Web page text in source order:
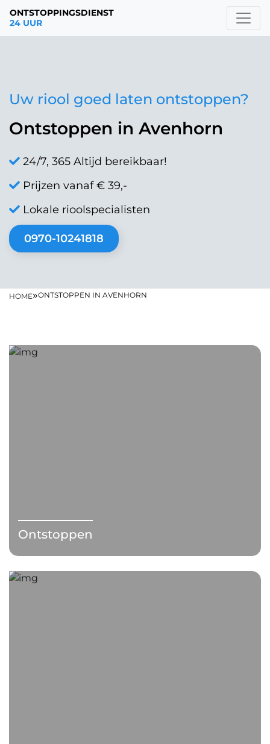
ONTSTOPPINGSDIENST
24 UUR
Uw riool goed laten ontstoppen?
Ontstoppen in Avenhorn
24/7, 365 Altijd bereikbaar!
Prijzen vanaf € 39,-
Lokale rioolspecialisten
0970-10241818
HOME»ONTSTOPPEN IN AVENHORN
Ontstoppen